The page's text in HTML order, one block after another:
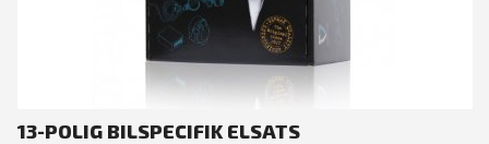
13-POLIG BILSPECIFIK ELSATS